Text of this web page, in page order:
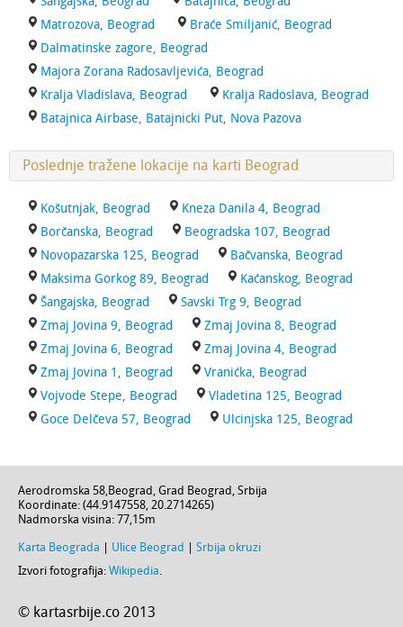
Matrozova, Beograd
Braće Smiljanić, Beograd
Dalmatinske zagore, Beograd
Majora Zorana Radosavljevića, Beograd
Kralja Vladislava, Beograd
Kralja Radoslava, Beograd
Batajnica Airbase, Batajnicki Put, Nova Pazova
Poslednje tražene lokacije na karti Beograd
Košutnjak, Beograd
Kneza Danila 4, Beograd
Borčanska, Beograd
Beogradska 107, Beograd
Novopazarska 125, Beograd
Bačvanska, Beograd
Maksima Gorkog 89, Beograd
Kaćanskog, Beograd
Šangajska, Beograd
Savski Trg 9, Beograd
Zmaj Jovina 9, Beograd
Zmaj Jovina 8, Beograd
Zmaj Jovina 6, Beograd
Zmaj Jovina 4, Beograd
Zmaj Jovina 1, Beograd
Vranićka, Beograd
Vojvode Stepe, Beograd
Vladetina 125, Beograd
Goce Delčeva 57, Beograd
Ulcinjska 125, Beograd
Aerodromska 58,Beograd, Grad Beograd, Srbija
Koordinate: (44.9147558, 20.2714265)
Nadmorska visina: 77,15m
Karta Beograda Ulice Beograd
Srbija okruzi
Izvori fotografija: Wikipedia.
© kartasrbije.co 2013